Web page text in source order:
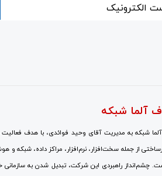
آلما شبکه
شبکه به مدیریت آقای وحید فوائدی، با هدف فعالیت
از جمله سخت‌افزار، نرم‌افزار، مراکز داده،
چشم‌انداز راهبردی این شرکت، تبدیل شدن به سازمانی